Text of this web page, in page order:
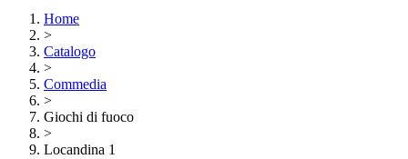
Home
>
Catalogo
>
Commedia
>
Giochi di fuoco
>
Locandina 1